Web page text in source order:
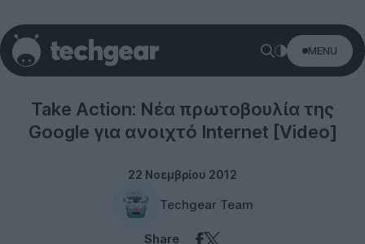
MENU
Take Action: Νέα πρωτοβουλία της
Google για ανοιχτό Internet [Video]
22 Νοεμβρίου 2012
Techgear Team
Share